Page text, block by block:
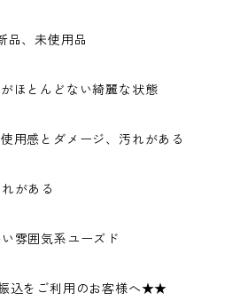
品、未使用品
ほとんどない綺麗な状態
用感とダメージ、汚れがある
がある
雰囲気系ユーズド
込をご利用のお客様へ★★